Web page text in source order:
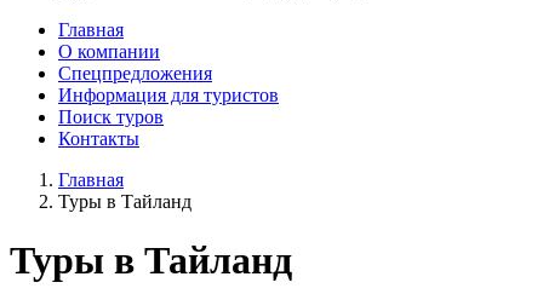
Главная
О компании
Спецпредложения
Информация для туристов
Поиск туров
Контакты
Главная
Туры в Тайланд
Туры в Тайланд